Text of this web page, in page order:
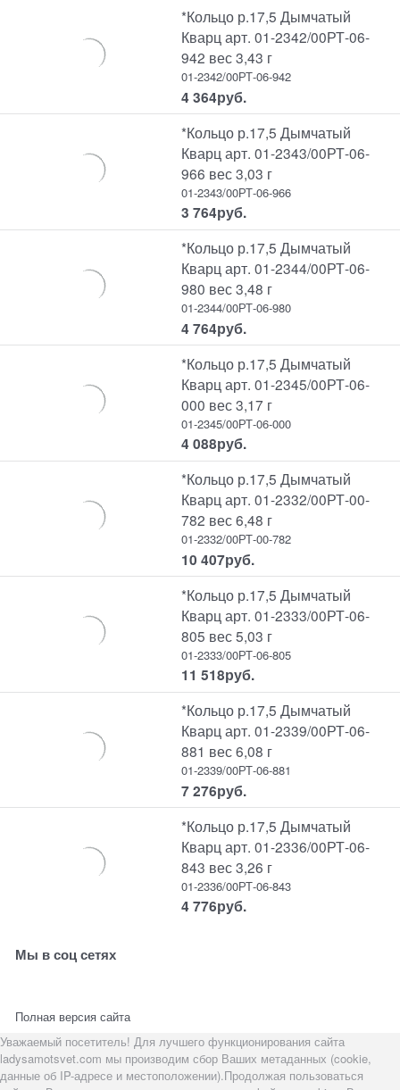
*Кольцо р.17,5 Дымчатый
Кварц арт. 01-2342/00РТ-06-
942 вес 3,43 г
01-2342/00РТ-06-942
4 364руб.
*Кольцо р.17,5 Дымчатый
Кварц арт. 01-2343/00РТ-06-
966 вес 3,03 г
01-2343/00РТ-06-966
3 764руб.
*Кольцо р.17,5 Дымчатый
Кварц арт. 01-2344/00РТ-06-
980 вес 3,48 г
01-2344/00РТ-06-980
4 764руб.
*Кольцо р.17,5 Дымчатый
Кварц арт. 01-2345/00РТ-06-
000 вес 3,17 г
01-2345/00РТ-06-000
4 088руб.
*Кольцо р.17,5 Дымчатый
Кварц арт. 01-2332/00РТ-00-
782 вес 6,48 г
01-2332/00РТ-00-782
10 407руб.
*Кольцо р.17,5 Дымчатый
Кварц арт. 01-2333/00РТ-06-
805 вес 5,03 г
01-2333/00РТ-06-805
11 518руб.
*Кольцо р.17,5 Дымчатый
Кварц арт. 01-2339/00РТ-06-
881 вес 6,08 г
01-2339/00РТ-06-881
7 276руб.
*Кольцо р.17,5 Дымчатый
Кварц арт. 01-2336/00РТ-06-
843 вес 3,26 г
01-2336/00РТ-06-843
4 776руб.
Мы в соц сетях
Полная версия сайта
Уважаемый посетитель! Для лучшего функционирования сайта
ladysamotsvet.com мы производим сбор Ваших метаданных (cookie,
данные об IP-адресе и местоположении).Продолжая пользоваться